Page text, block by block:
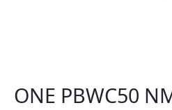
ONE PBWC50